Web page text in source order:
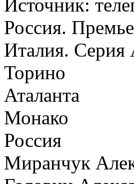
Источник:
Россия.
Италия. Серия
Торино
Аталанта
Монако
Россия
Миранчук